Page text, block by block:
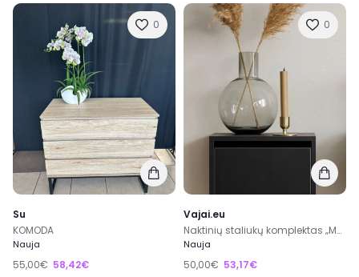
0
Su
KOMODA
Nauja
55,00€ 58,42€
0
Vajai.eu
Naktinių staliukų komplektas „Marybur“
Nauja
50,00€ 53,17€